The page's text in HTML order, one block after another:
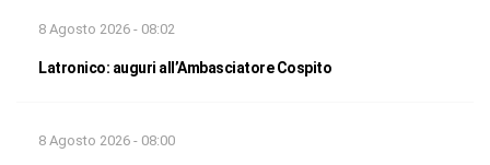
8 Agosto 2026 - 08:02
Latronico: auguri all’Ambasciatore Cospito
8 Agosto 2026 - 08:00